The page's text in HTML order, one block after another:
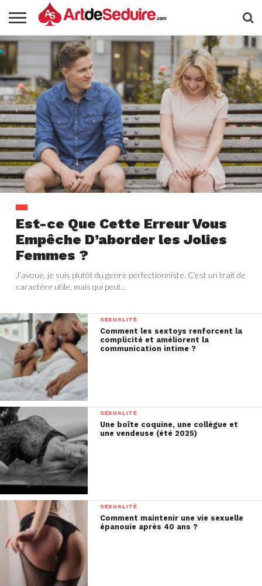
Est-ce Que Cette Erreur Vous
Empêche D’aborder les Jolies
Femmes ?
J’avoue, je suis plutôt du genre perfectionniste. C’est un trait de
caractère utile, mais qui peut...
SEXUALITÉ
Comment les sextoys renforcent la
complicité et améliorent la
communication intime ?
SEXUALITÉ
Une boîte coquine, une collègue et
une vendeuse (été 2025)
SEXUALITÉ
Comment maintenir une vie sexuelle
épanouie après 40 ans ?